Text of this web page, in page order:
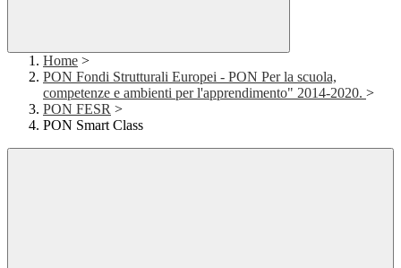
Home >
PON Fondi Strutturali Europei - PON Per la scuola,
competenze e ambienti per l'apprendimento" 2014-2020. >
PON FESR >
PON Smart Class